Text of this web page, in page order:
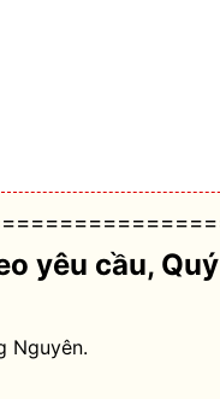
yêu cầu,
Nguyên.